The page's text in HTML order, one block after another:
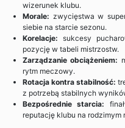
wizerunek klubu.
Morale: zwycięstwa w
siebie na starcie sezonu.
Korelacje: sukcesy
pozycję w tabeli mistrzostw.
Zarządzanie obciążeniem:
rytm meczowy.
Rotacja kontra stabilność:
z potrzebą stabilnych
Bezpośrednie starcia:
reputację klubu na rodzimym